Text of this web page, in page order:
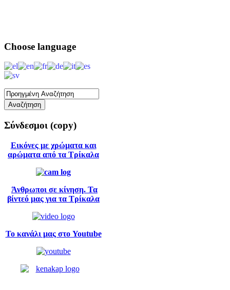
Choose language
Σύνδεσμοι (copy)
Εικόνες με χρώματα και
αρώματα από τα Τρίκαλα
Άνθρωποι σε κίνηση. Τα
βίντεό μας για τα Τρίκαλα
Το κανάλι μας στο Youtube